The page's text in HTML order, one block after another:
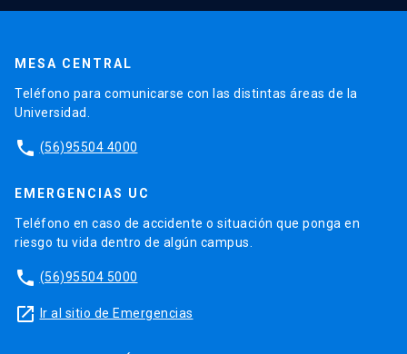
MESA CENTRAL
Teléfono para comunicarse con las distintas áreas de la
Universidad.
phone (56)95504 4000
EMERGENCIAS UC
Teléfono en caso de accidente o situación que ponga en
riesgo tu vida dentro de algún campus.
phone (56)95504 5000
launch Ir al sitio de Emergencias